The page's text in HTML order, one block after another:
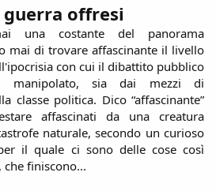
offresi
una costante del panorama
mai di trovare affascinante il livello
con cui il dibattito pubblico
manipolato, sia dai mezzi di
classe politica. Dico “affascinante”
affascinati da una creatura
naturale, secondo un curioso
il quale ci sono delle cose così
finiscono...​